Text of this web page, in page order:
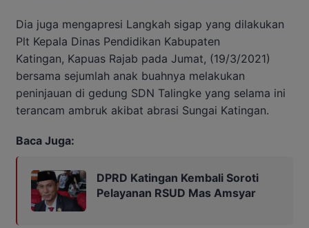
Dia juga mengapresi Langkah sigap yang dilakukan
Plt Kepala Dinas Pendidikan Kabupaten
Katingan, Kapuas Rajab pada Jumat, (19/3/2021)
bersama sejumlah anak buahnya melakukan
peninjauan di gedung SDN Talingke yang selama ini
terancam ambruk akibat abrasi Sungai Katingan.
Baca Juga:
DPRD Katingan Kembali Soroti
Pelayanan RSUD Mas Amsyar